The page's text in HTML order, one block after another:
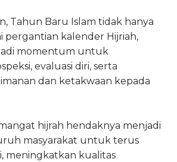
Tahun Baru Islam tidak hanya
pergantian kalender Hijriah,
momentum untuk
evaluasi diri, serta
dan ketakwaan kepada
hijrah hendaknya menjadi
masyarakat untuk terus
meningkatkan kualitas